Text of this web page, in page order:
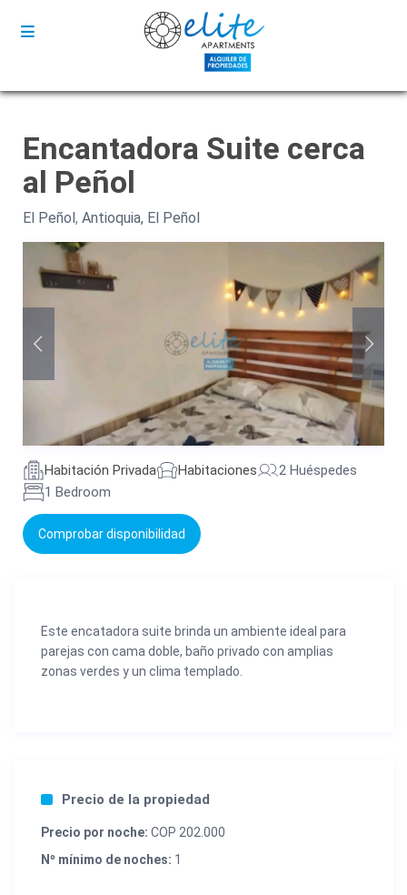
Encantadora Suite cerca
al Peñol
El Peñol,Antioquia, El Peñol
Habitación Privada Habitaciones
2 Huéspedes
1 Bedroom
Comprobar disponibilidad
Este encatadora suite brinda un ambiente ideal para
parejas con cama doble, baño privado con amplias
zonas verdes y un clima templado.
Precio de la propiedad
Precio por noche: COP 202.000
Nº mínimo de noches: 1